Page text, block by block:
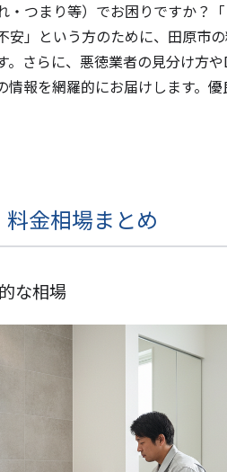
・つまり等）でお困りですか？
安」という方のために、田原市
さらに、悪徳業者の見分け方
報を網羅的にお届けします。
金相場まとめ
な相場